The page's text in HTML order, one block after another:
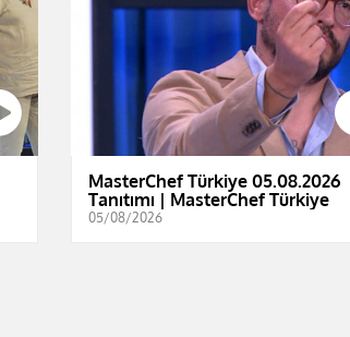
MasterChef Türkiye 05.08.2026
Tanıtımı | MasterChef Türkiye
05/08/2026